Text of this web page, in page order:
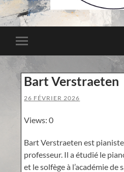
van
Toggle
mobile
menu
Bart Verstraeten
26 FÉVRIER 2026
Views: 0
Bart Verstraeten est
professeur. Il a étudié le
et le solfège à l’académie de